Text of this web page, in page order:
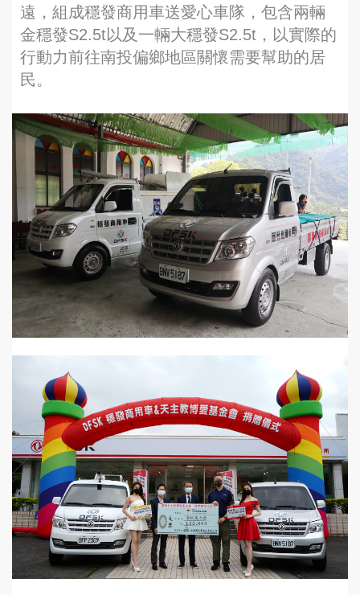
遠，組成穩發商用車送愛心車隊，包含兩輛
金穩發S2.5t以及一輛大穩發S2.5t，以實際的
行動力前往南投偏鄉地區關懷需要幫助的居
民。